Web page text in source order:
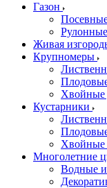
Газон
Живая
Крупномеры
Хвойные
Кустарники
Хвойные
Многолетние
Водные